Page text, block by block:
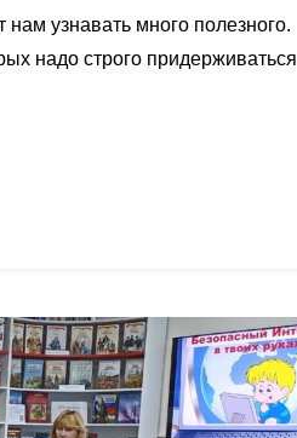
узнавать много полезного.
надо строго придерживаться